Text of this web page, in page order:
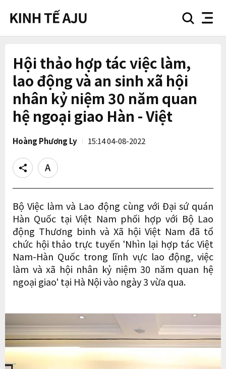
searchnav
Hội thảo hợp tác việc làm,
lao động và an sinh xã hội
nhân kỷ niệm 30 năm quan
hệ ngoại giao Hàn - Việt
Hoàng Phương Ly 15:14 04-08-2022
Share
Text
size
Bộ Việc làm và Lao động cùng với Đại sứ quán
Hàn Quốc tại Việt Nam phối hợp với Bộ Lao
động Thương binh và Xã hội Việt Nam đã tổ
chức hội thảo trực tuyến 'Nhìn lại hợp tác Việt
Nam-Hàn Quốc trong lĩnh vực lao động, việc
làm và xã hội nhân kỷ niệm 30 năm quan hệ
ngoại giao' tại Hà Nội vào ngày 3 vừa qua.